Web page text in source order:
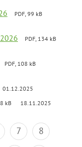
PDF, 99 kB
PDF, 134 kB
PDF, 108 kB
01.12.2025
kB 18.11.2025
7
8